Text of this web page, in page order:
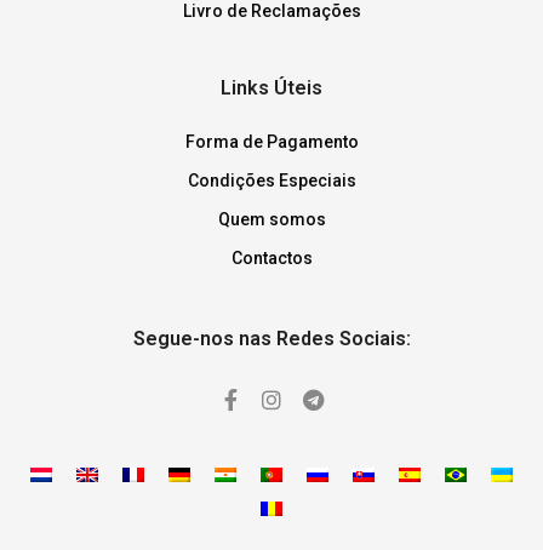
Livro de Reclamações
Links Úteis
Forma de Pagamento
Condições Especiais
Quem somos
Contactos
Segue-nos nas Redes Sociais: